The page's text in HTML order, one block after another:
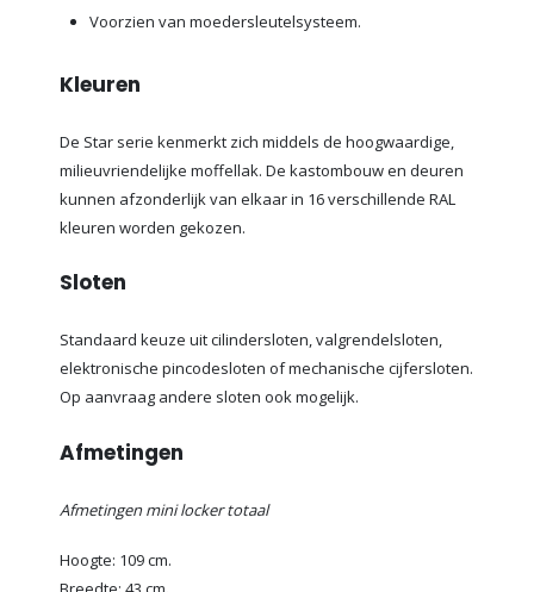
Voorzien van moedersleutelsysteem.
Kleuren
De Star serie kenmerkt zich middels de hoogwaardige,
milieuvriendelijke moffellak. De kastombouw en deuren
kunnen afzonderlijk van elkaar in 16 verschillende RAL
kleuren worden gekozen.
Sloten
Standaard keuze uit cilindersloten, valgrendelsloten,
elektronische pincodesloten of mechanische cijfersloten.
Op aanvraag andere sloten ook mogelijk.
Afmetingen
Afmetingen mini locker totaal
Hoogte: 109 cm.